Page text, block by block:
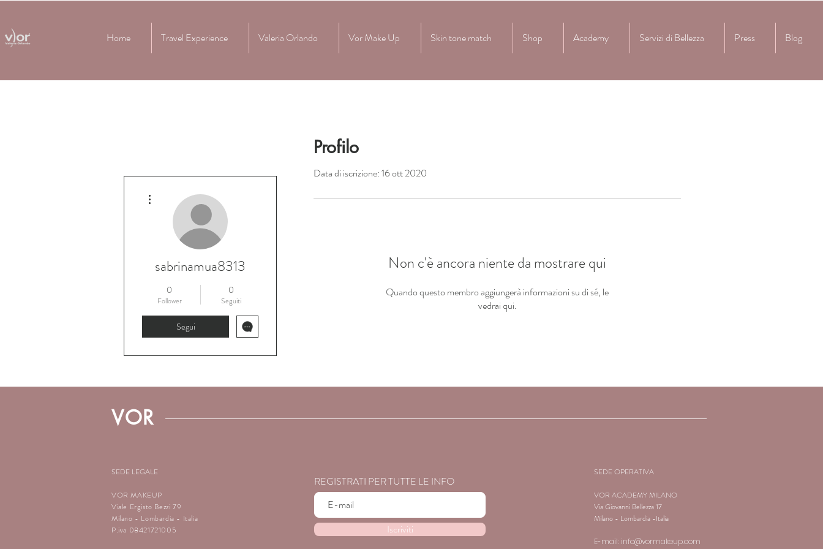
Home Travel Experience Valeria Orlando Vor Make Up Skin tone match Shop Academy Servizi di Bellezza Press Blog
Profilo
Data di iscrizione: 16 ott 2020
Non c'è ancora niente da mostrare qui
Quando questo membro aggiungerà informazioni su di sé, le
vedrai qui.
sabrinamua8313
0
Follower
0
Seguiti
Segui
Commenti
Events
VOR
SEDE LEGALE
VOR MAKEUP
Viale Ergisto Bezzi 79
Milano - Lombardia - Italia
P.iva 08421721005
REGISTRATI PER TUTTE LE INFO
Iscriviti
SEDE OPERATIVA
VOR ACADEMY MILANO
Via Giovanni Bellezza 17
Milano - Lombardia -Italia
E-mail: info@vormakeup.com